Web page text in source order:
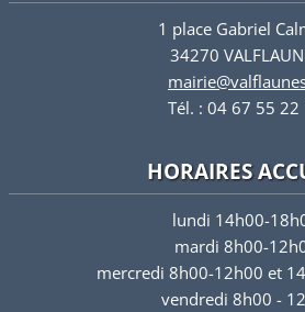
1 place Gabriel
34270
Tél. : 04 67 55 22
HORAIRES
lundi 14h00-
mardi 8h00-
mercredi 8h00-12h00 et
vendredi 8h00 -